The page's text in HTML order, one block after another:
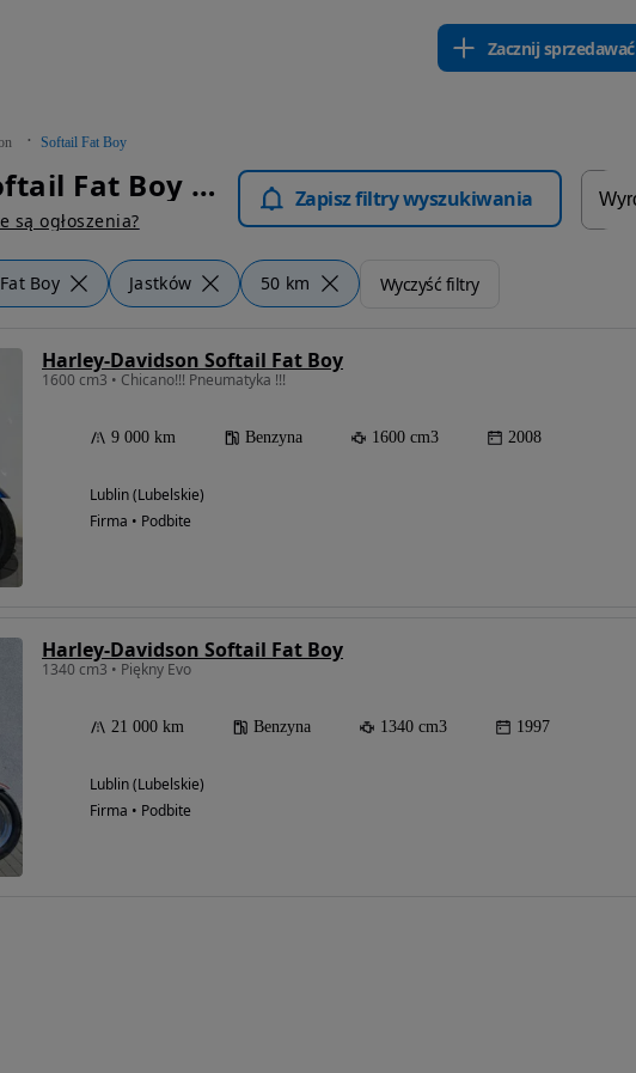
Zacznij sprzedawać
Softail Fat Boy
Harley-Davidson Softail Fat Boy Jastków - Motocykle
są ogłoszenia?
Zapisz filtry wyszukiwania
Boy Jastków 50 km Wyczyść filtry
Harley-Davidson Softail Fat Boy
1600 cm3 • Chicano!!! Pneumatyka !!!
9 000 km Benzyna 1600 cm3 2008
Lublin (Lubelskie)
Firma • Podbite
Harley-Davidson Softail Fat Boy
1340 cm3 • Piękny Evo
21 000 km Benzyna 1340 cm3 1997
Lublin (Lubelskie)
Firma • Podbite